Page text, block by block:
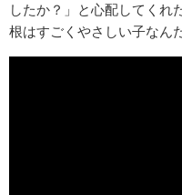
したか？」と心配してくれ
根はすごくやさしい子なん